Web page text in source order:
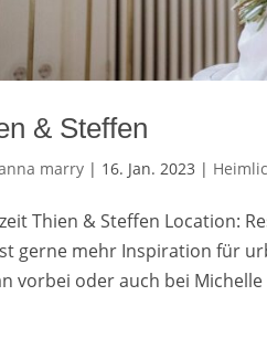
& Steffen
marry | 16. Jan. 2023 |
Thien & Steffen Location:
gerne mehr Inspiration für
vorbei oder auch bei Michelle